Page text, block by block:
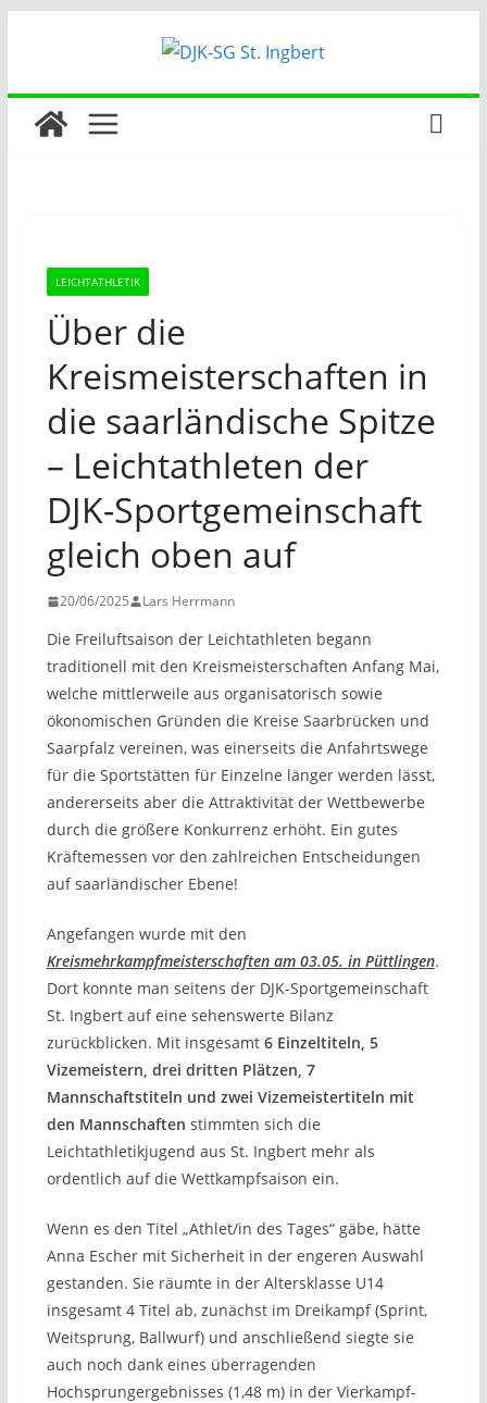
LEICHTATHLETIK
Über die
Kreismeisterschaften in
die saarländische Spitze
– Leichtathleten der
DJK-Sportgemeinschaft
gleich oben auf
20/06/2025 Lars Herrmann
Die Freiluftsaison der Leichtathleten begann
traditionell mit den Kreismeisterschaften Anfang Mai,
welche mittlerweile aus organisatorisch sowie
ökonomischen Gründen die Kreise Saarbrücken und
Saarpfalz vereinen, was einerseits die Anfahrtswege
für die Sportstätten für Einzelne länger werden lässt,
andererseits aber die Attraktivität der Wettbewerbe
durch die größere Konkurrenz erhöht. Ein gutes
Kräftemessen vor den zahlreichen Entscheidungen
auf saarländischer Ebene!
Angefangen wurde mit den
Kreismehrkampfmeisterschaften am 03.05. in Püttlingen.
Dort konnte man seitens der DJK-Sportgemeinschaft
St. Ingbert auf eine sehenswerte Bilanz
zurückblicken. Mit insgesamt 6 Einzeltiteln, 5
Vizemeistern, drei dritten Plätzen, 7
Mannschaftstiteln und zwei Vizemeistertiteln mit
den Mannschaften stimmten sich die
Leichtathletikjugend aus St. Ingbert mehr als
ordentlich auf die Wettkampfsaison ein.
Wenn es den Titel „Athlet/in des Tages“ gäbe, hätte
Anna Escher mit Sicherheit in der engeren Auswahl
gestanden. Sie räumte in der Altersklasse U14
insgesamt 4 Titel ab, zunächst im Dreikampf (Sprint,
Weitsprung, Ballwurf) und anschließend siegte sie
auch noch dank eines überragenden
Hochsprungergebnisses (1,48 m) in der Vierkampf-